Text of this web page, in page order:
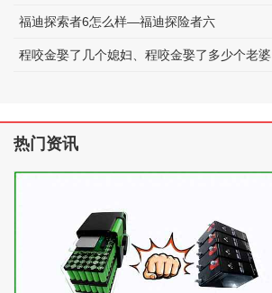
福迪探索者6怎么样—福迪探险者六
程咬金娶了几个媳妇、程咬金娶了多少个老婆
热门资讯